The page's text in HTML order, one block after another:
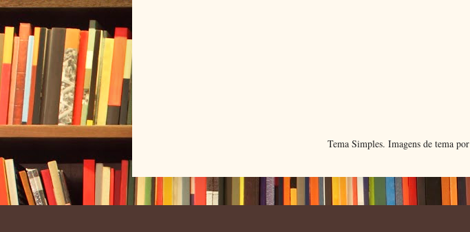
Tema Simples. Imagens de tema por